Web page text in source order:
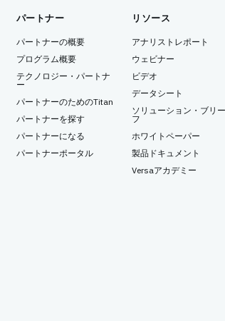
パートナー
パートナーの概要
プログラム概要
テクノロジー・パートナ
ー
パートナーのためのTitan
パートナーを探す
パートナーになる
パートナーポータル
リソース
アナリストレポート
ウェビナー
ビデオ
データシート
ソリューション・ブリ
フ
ホワイトペーパー
製品ドキュメント
Versaアカデミー